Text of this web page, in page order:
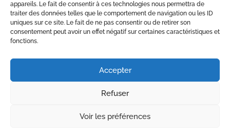
appareils. Le fait de consentir à ces technologies nous permettra de
traiter des données telles que le comportement de navigation ou les ID
uniques sur ce site. Le fait de ne pas consentir ou de retirer son
consentement peut avoir un effet négatif sur certaines caractéristiques et
fonctions.
Accepter
Refuser
Voir les préférences
ACCESSOIRES
RÉALISATIONS
PARTENAIRES
PLAN
RDV RAMONAGE